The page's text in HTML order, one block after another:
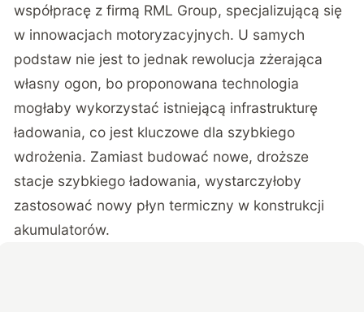
współpracę z firmą RML Group, specjalizującą się
w innowacjach motoryzacyjnych. U samych
podstaw nie jest to jednak rewolucja zżerająca
własny ogon, bo proponowana technologia
mogłaby wykorzystać istniejącą infrastrukturę
ładowania, co jest kluczowe dla szybkiego
wdrożenia. Zamiast budować nowe, droższe
stacje szybkiego ładowania, wystarczyłoby
zastosować nowy płyn termiczny w konstrukcji
akumulatorów.